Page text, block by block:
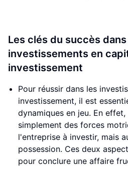
Les clés du succès
investissements en
investissement
Pour réussir dans les
investissement, il est
dynamiques en jeu. En
simplement des forces
l'entreprise à investir, mais
possession. Ces deux
pour conclure une affaire